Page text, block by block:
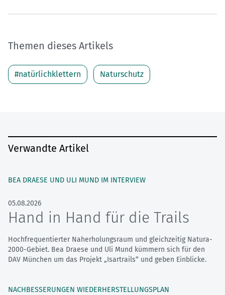
Themen dieses Artikels
#natürlichklettern Naturschutz
Verwandte Artikel
BEA DRAESE UND ULI MUND IM INTERVIEW
05.08.2026
Hand in Hand für die Trails
Hochfrequentierter Naherholungsraum und gleichzeitig Natura-
2000-Gebiet. Bea Draese und Uli Mund kümmern sich für den
DAV München um das Projekt „Isartrails“ und geben Einblicke.
NACHBESSERUNGEN WIEDERHERSTELLUNGSPLAN